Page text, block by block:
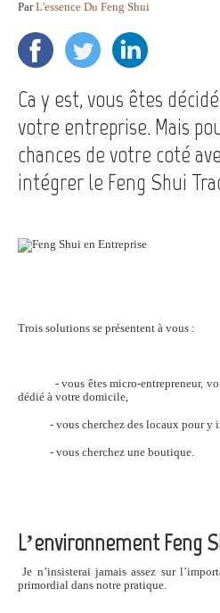
ParL'essence Du Feng Shui
Ca y est, vous êtes
votre entreprise. Mais
chances de votre coté
intégrer le Feng Shui
Trois solutions se présentent à vous :
- vous êtes micro-entrepreneur,
dédié à votre domicile,
- vous cherchez des locaux pour y
- vous cherchez une boutique.
L’environnement Feng
Je n’insisterai jamais assez sur
primordial dans notre pratique.